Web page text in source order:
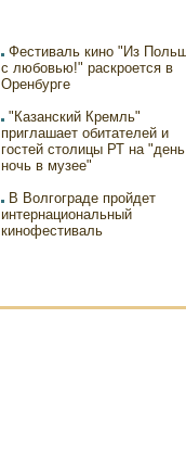
Фестиваль кино "Из
с любовью!" раскроется в
Оренбурге
"Казанский Кремль"
приглашает обитателей и
гостей столицы РТ на
ночь в музее"
В Волгограде пройдет
интернациональный
кинофестиваль